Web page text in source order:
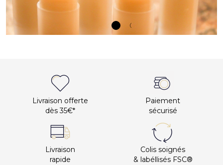
Livraison offerte
dès 35€*
Paiement
sécurisé
Livraison
rapide
Colis soignés
& labéllisés FSC®